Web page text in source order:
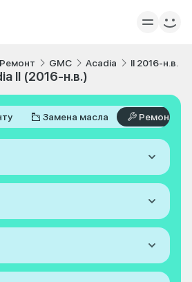
Ремонт GMC Acadia II 2016-н.в.
II (2016-н.в.)
Замена масла Ремонт